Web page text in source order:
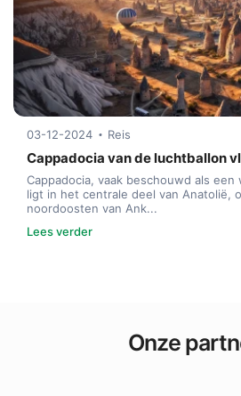
03-12-2024 Reis
Cappadocia van de luchtballon
Cappadocia, vaak beschouwd als
ligt in het centrale deel van Anatolië,
noordoosten van Ank...
Lees verder
Onze